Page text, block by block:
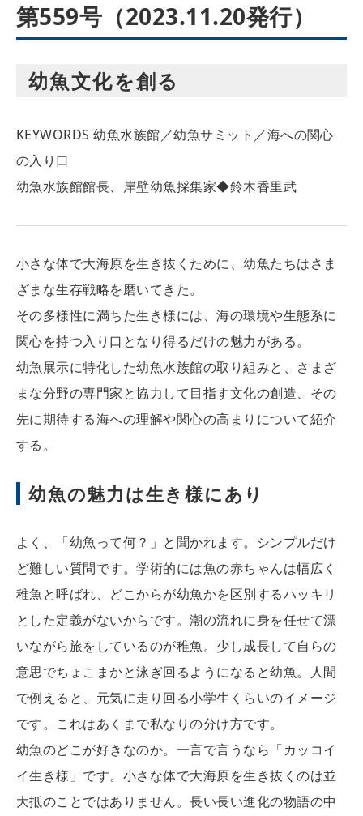
第559号（2023.11.20発行）
幼魚文化を創る
KEYWORDS 幼魚水族館／幼魚サミット／海への関心
の入り口
幼魚水族館館長、岸壁幼魚採集家◆鈴木香里武
小さな体で大海原を生き抜くために、幼魚たちはさま
ざまな生存戦略を磨いてきた。
その多様性に満ちた生き様には、海の環境や生態系に
関心を持つ入り口となり得るだけの魅力がある。
幼魚展示に特化した幼魚水族館の取り組みと、さまざ
まな分野の専門家と協力して目指す文化の創造、その
先に期待する海への理解や関心の高まりについて紹介
する。
幼魚の魅力は生き様にあり
よく、「幼魚って何？」と聞かれます。シンプルだけ
ど難しい質問です。学術的には魚の赤ちゃんは幅広く
稚魚と呼ばれ、どこからが幼魚かを区別するハッキリ
とした定義がないからです。潮の流れに身を任せて漂
いながら旅をしているのが稚魚。少し成長して自らの
意思でちょこまかと泳ぎ回るようになると幼魚。人間
で例えると、元気に走り回る小学生くらいのイメージ
です。これはあくまで私なりの分け方です。
幼魚のどこが好きなのか。一言で言うなら「カッコイ
イ生き様」です。小さな体で大海原を生き抜くのは並
大抵のことではありません。長い長い進化の物語の中